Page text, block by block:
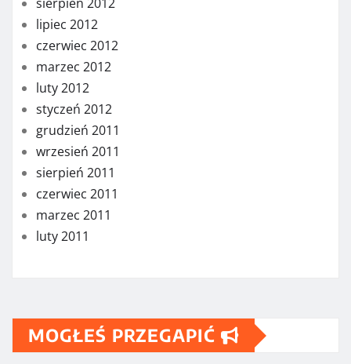
lipiec 2012
czerwiec 2012
marzec 2012
luty 2012
styczeń 2012
grudzień 2011
wrzesień 2011
sierpień 2011
czerwiec 2011
marzec 2011
luty 2011
MOGŁEŚ PRZEGAPIĆ